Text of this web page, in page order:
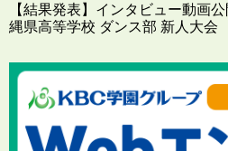
【結果発表】インタビュー動画
縄県高等学校 ダンス部 新人大会